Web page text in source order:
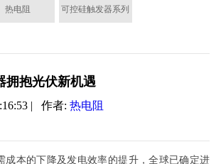
热电阻 可控硅触发器系列
拥抱光伏新机遇
| 作者: 热电阻
本的下降及发电效率的提升，全球已确定进